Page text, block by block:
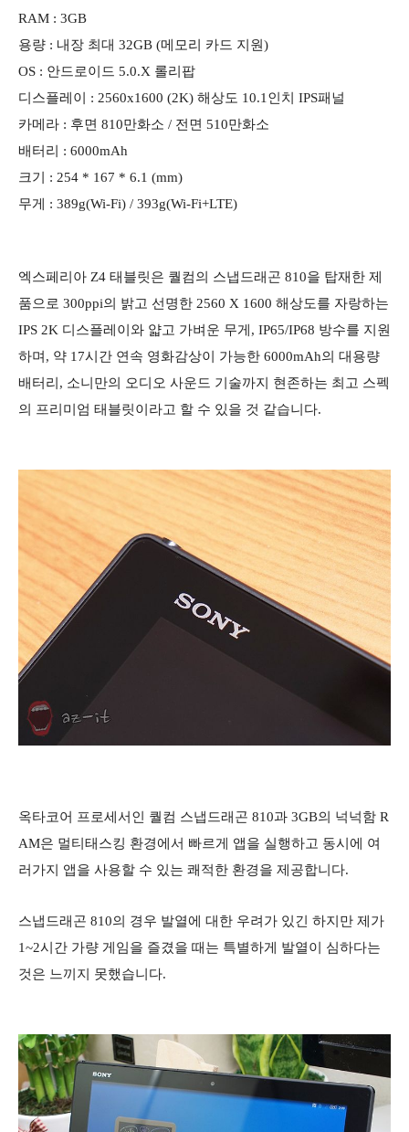
RAM : 3GB
용량 : 내장 최대 32​GB (메모리 카드 지원)
OS : 안드로이드 5.0.X 롤리팝
디스플레이 : 2560x1600 (2K) 해상도 10.1인치 IPS패널
카메라 : 후면 810만화소 / 전면 510만화소
배터리 : 6000mAh
크기 : 254 * 167 * 6.1 (mm)
무게 : 389g(Wi-Fi) / 393g(Wi-Fi+LTE)
엑스페리아 Z4 태블릿은 퀄컴의 스냅드래곤 810을 탑재한 제
품으로 300ppi의 밝고 선명한 2560 X 1600 해상도를 자랑하는
IPS 2K 디스플레이와 얇고 가벼운 무게, IP65/IP68 방수를 지원
하며, 약 17시간 연속 영화감상이 가능한 6000mAh의 대용량
배터리, 소니만의 오디오 사운드 기술까지 현존하는 최고 스펙
의 프리미엄 태블릿이라고 할 수 있을 것 같습니다.
옥타코어 프로세서인 퀄컴 스냅드래곤 810과 3GB의 넉넉함 R
AM은 멀티태스킹 환경에서 빠르게 앱을 실행하고 동시에 여
러가지 앱을 사용할 수 있는 쾌적한 환경을 제공합니다.
스냅드래곤 810의 경우 발열에 대한 우려가 있긴 하지만 제가
1~2시간 가량 게임을 즐겼을 때는 특별하게 발열이 심하다는
것은 느끼지 못했습니다.